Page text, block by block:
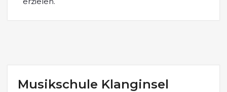
Musikschule Klanginsel